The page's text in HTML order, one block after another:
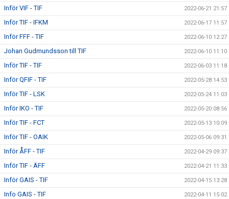
Inför VIF - TIF 2022-06-21 21:57
Inför TIF - IFKM 2022-06-17 11:57
Inför FFF - TIF 2022-06-10 12:27
Johan Gudmundsson till TIF 2022-06-10 11:10
Inför TIF - TIF 2022-06-03 11:18
Inför QFIF - TIF 2022-05-28 14:53
Inför TIF - LSK 2022-05-24 11:03
Inför IKO - TIF 2022-05-20 08:56
Inför TIF - FCT 2022-05-13 10:09
Inför TIF - OAIK 2022-05-06 09:31
Inför ÅFF - TIF 2022-04-29 09:37
Inför TIF - ÄFF 2022-04-21 11:33
Inför GAIS - TIF 2022-04-15 13:28
Info GAIS - TIF 2022-04-11 15:02